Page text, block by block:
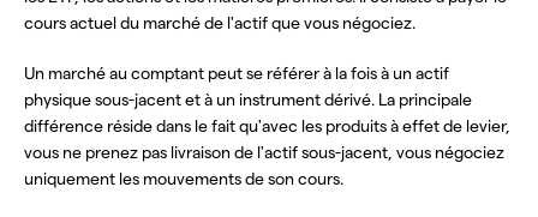
cours actuel du marché de l'actif que vous négociez.
Un marché au comptant peut se référer à la fois à un actif
physique sous-jacent et à un instrument dérivé. La principale
différence réside dans le fait qu'avec les produits à effet de levier,
vous ne prenez pas livraison de l'actif sous-jacent, vous négociez
uniquement les mouvements de son cours.